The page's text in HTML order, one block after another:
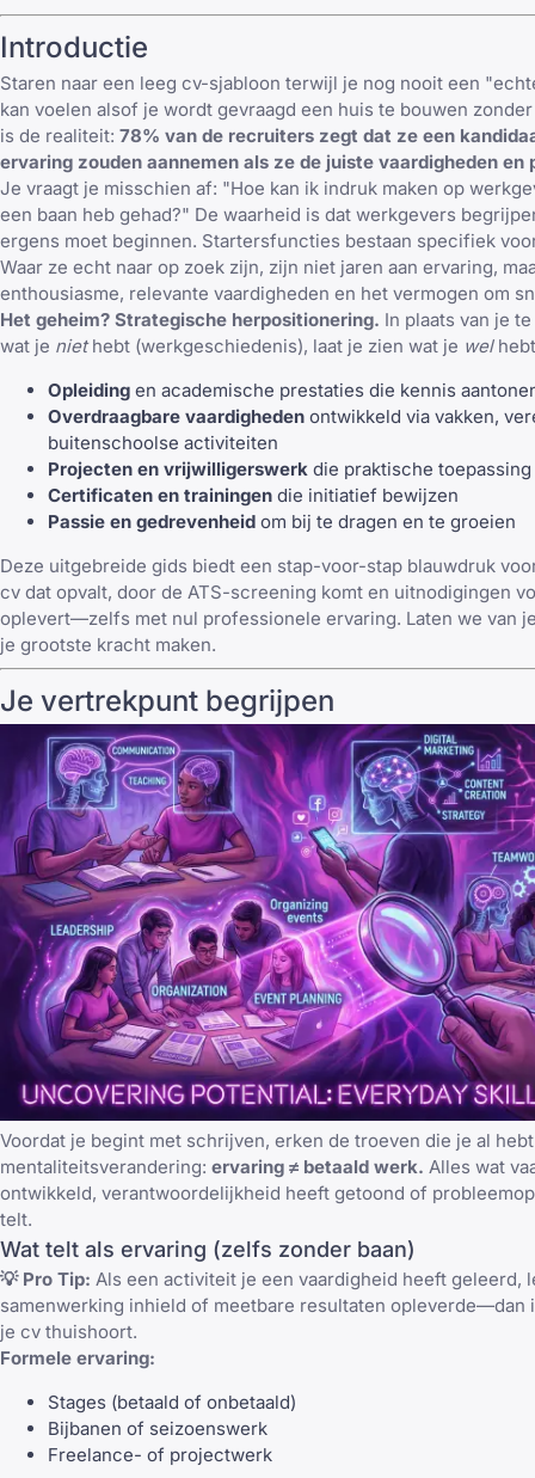
Introductie
Staren naar een leeg cv-sjabloon terwijl je nog nooit een
kan voelen alsof je wordt gevraagd een huis te bouwen
is de realiteit: 78% van de recruiters zegt dat ze een
ervaring zouden aannemen als ze de juiste vaardigheden
Je vraagt je misschien af: "Hoe kan ik indruk maken op
een baan heb gehad?" De waarheid is dat werkgevers
ergens moet beginnen. Startersfuncties bestaan specifiek
Waar ze echt naar op zoek zijn, zijn niet jaren aan ervaring,
enthousiasme, relevante vaardigheden en het vermogen om
Het geheim? Strategische herpositionering. In plaats van je
wat je niethebt (werkgeschiedenis), laat je zien wat je wel
Opleiding en academische prestaties die kennis
Overdraagbare vaardigheden ontwikkeld via vakken,
buitenschoolse activiteiten
Projecten en vrijwilligerswerk die praktische
Certificaten en trainingen die initiatief bewijzen
Passie en gedrevenheid om bij te dragen en te groeien
Deze uitgebreide gids biedt een stap-voor-stap blauwdruk
cv dat opvalt, door de ATS-screening komt en uitnodigingen
oplevert—zelfs met nul professionele ervaring. Laten we van
je grootste kracht maken.
Je vertrekpunt begrijpen
Voordat je begint met schrijven, erken de troeven die je al
mentaliteitsverandering: ervaring ≠ betaald werk. Alles wat
ontwikkeld, verantwoordelijkheid heeft getoond of
telt.
Wat telt als ervaring (zelfs zonder baan)
💡 Pro Tip: Als een activiteit je een vaardigheid heeft geleerd,
samenwerking inhield of meetbare resultaten opleverde—dan
je cv thuishoort.
Formele ervaring:
Stages (betaald of onbetaald)
Bijbanen of seizoenswerk
Freelance- of projectwerk